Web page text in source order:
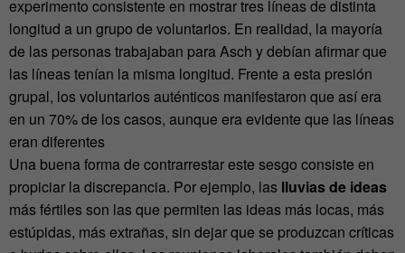
experimento consistente en mostrar tres líneas de distinta
longitud a un grupo de voluntarios. En realidad, la mayoría
de las personas trabajaban para Asch y debían afirmar que
las líneas tenían la misma longitud. Frente a esta presión
grupal, los voluntarios auténticos manifestaron que así era
en un 70% de los casos, aunque era evidente que las líneas
eran diferentes
Una buena forma de contrarrestar este sesgo consiste en
propiciar la discrepancia. Por ejemplo, las lluvias de ideas
más fértiles son las que permiten las ideas más locas, más
estúpidas, más extrañas, sin dejar que se produzcan críticas